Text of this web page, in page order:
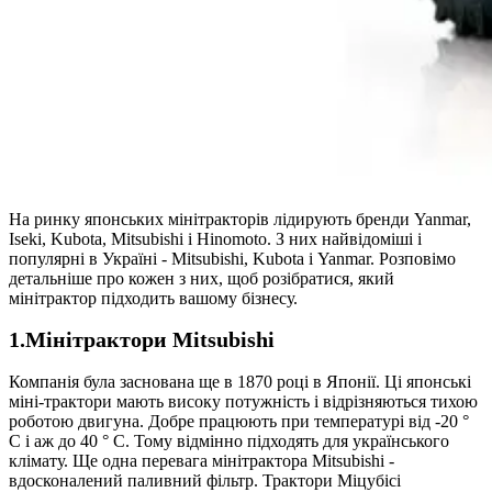
На ринку японських мінітракторів лідирують бренди Yanmar,
Iseki, Kubota, Mitsubishi і Hinomotо. З них найвідоміші і
популярні в Україні - Mitsubishi, Kubota і Yanmar. Розповімо
детальніше про кожен з них, щоб розібратися, який
мінітрактор підходить вашому бізнесу.
1.Мінітрактори Mitsubishi
Компанія була заснована ще в 1870 році в Японії. Ці японські
міні-трактори мають високу потужність і відрізняються тихою
роботою двигуна. Добре працюють при температурі від -20 °
С і аж до 40 ° С. Тому відмінно підходять для українського
клімату. Ще одна перевага мінітрактора Mitsubishi -
вдосконалений паливний фільтр. Трактори Міцубісі